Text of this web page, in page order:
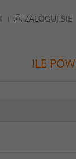
ZALOGUJ SIĘ
ILE